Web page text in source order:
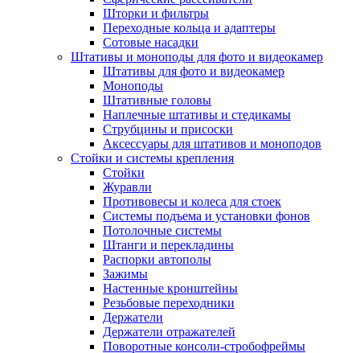
Шторки и фильтры
Переходные кольца и адаптеры
Сотовые насадки
Штативы и моноподы для фото и видеокамер
Штативы для фото и видеокамер
Моноподы
Штативные головы
Наплечные штативы и стедикамы
Струбцины и присоски
Аксессуары для штативов и моноподов
Стойки и системы крепления
Стойки
Журавли
Противовесы и колеса для стоек
Системы подъема и установки фонов
Потолочные системы
Штанги и перекладины
Распорки автополы
Зажимы
Настенные кронштейны
Резьбовые переходники
Держатели
Держатели отражателей
Поворотные консоли-стробофреймы